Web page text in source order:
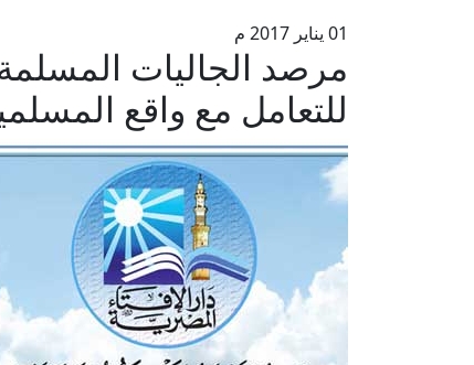
01 يناير 2017 م
مرصد الجاليات
للتعامل مع واقع